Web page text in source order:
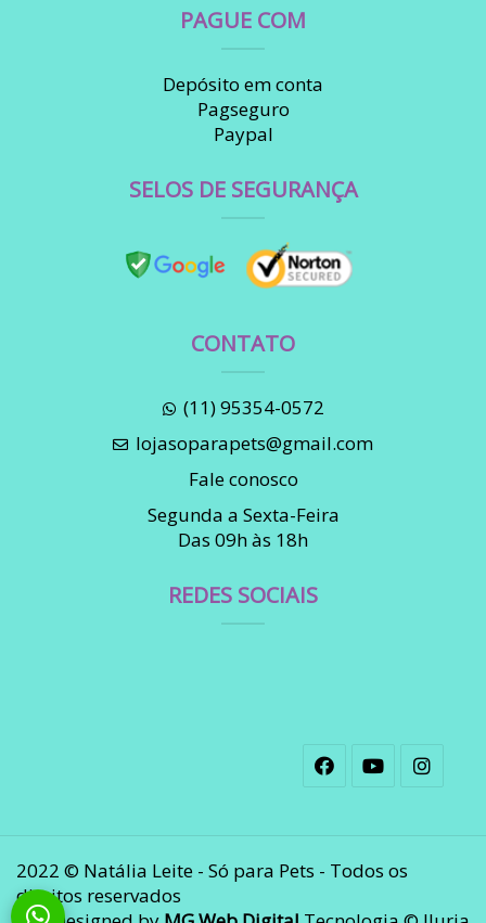
PAGUE COM
Depósito em conta
Pagseguro
Paypal
SELOS DE SEGURANÇA
CONTATO
(11) 95354-0572
lojasoparapets@gmail.com
Fale conosco
Segunda a Sexta-Feira
Das 09h às 18h
REDES SOCIAIS
2022 © Natália Leite - Só para Pets - Todos os
direitos reservados